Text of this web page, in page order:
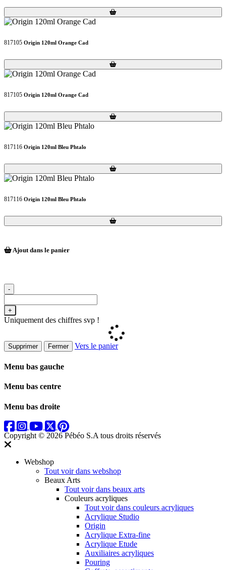
Loading...
Loading...
817105 Origin 120ml Orange Cad
Loading...
Loading...
817105 Origin 120ml Orange Cad
Loading...
Loading...
817116 Origin 120ml Bleu Phtalo
Loading...
Loading...
817116 Origin 120ml Bleu Phtalo
Loading...
Loading...
Ajout dans le panier
-
+
Uniquement des chiffres svp !
Supprimer Fermer Vers le panier
Menu bas gauche
Menu bas centre
Menu bas droite
Copyright © 2026 Pébéo S.A tous droits réservés
Webshop
Tout voir dans webshop
Beaux Arts
Tout voir dans beaux arts
Couleurs acryliques
Tout voir dans couleurs acryliques
Acrylique Studio
Origin
Acrylique Extra-fine
Acrylique Etude
Auxiliaires acryliques
Pouring